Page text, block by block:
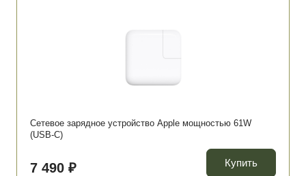
Сетевое зарядное устройство Apple мощностью 61W
(USB-C)
7 490 ₽ Купить